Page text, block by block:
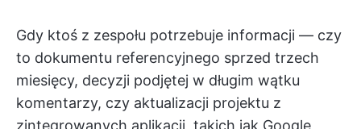
Gdy ktoś z zespołu potrzebuje informacji — czy
to dokumentu referencyjnego sprzed trzech
miesięcy, decyzji podjętej w długim wątku
komentarzy, czy aktualizacji projektu z
zintegrowanych aplikacji, takich jak Google